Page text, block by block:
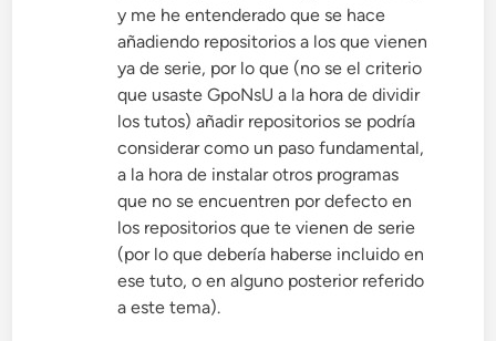
y me he entenderado que se hace
añadiendo repositorios a los que vienen
ya de serie, por lo que (no se el criterio
que usaste GpoNsU a la hora de dividir
los tutos) añadir repositorios se podría
considerar como un paso fundamental,
a la hora de instalar otros programas
que no se encuentren por defecto en
los repositorios que te vienen de serie
(por lo que debería haberse incluido en
ese tuto, o en alguno posterior referido
a este tema).